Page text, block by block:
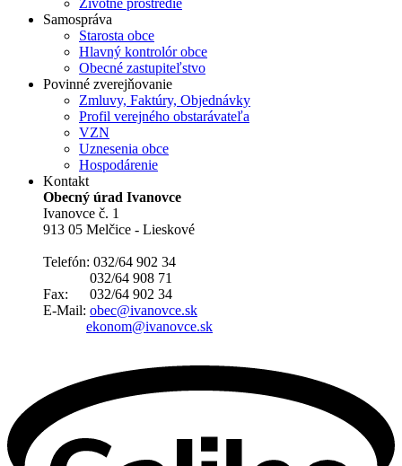
Životné prostredie
Samospráva
Starosta obce
Hlavný kontrolór obce
Obecné zastupiteľstvo
Povinné zverejňovanie
Zmluvy, Faktúry, Objednávky
Profil verejného obstarávateľa
VZN
Uznesenia obce
Hospodárenie
Kontakt
Obecný úrad Ivanovce
Ivanovce č. 1
913 05 Melčice - Lieskové
Telefón: 032/64 902 34
032/64 908 71
Fax: 032/64 902 34
E-Mail: obec@ivanovce.sk
ekonom@ivanovce.sk